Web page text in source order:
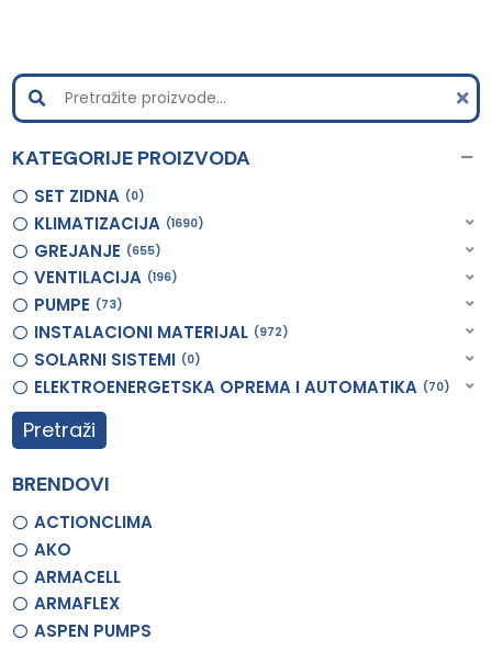
KATEGORIJE PROIZVODA
SET ZIDNA 0
KLIMATIZACIJA 1690
GREJANJE 655
VENTILACIJA 196
PUMPE 73
INSTALACIONI MATERIJAL 972
SOLARNI SISTEMI 0
ELEKTROENERGETSKA OPREMA I AUTOMATIKA 70
Pretraži
BRENDOVI
ACTIONCLIMA
AKO
ARMACELL
ARMAFLEX
ASPEN PUMPS